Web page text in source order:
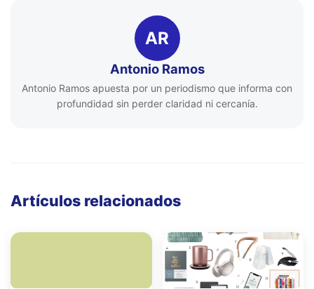
AR
Antonio Ramos
Antonio Ramos apuesta por un periodismo que informa con
profundidad sin perder claridad ni cercanía.
Artículos relacionados